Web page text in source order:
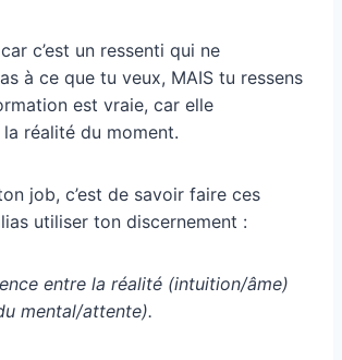
c’est un ressenti qui ne
à ce que tu veux, MAIS tu ressens
est vraie, car elle
réalité du moment.
job, c’est de savoir faire ces
utiliser ton discernement :
entre la réalité (intuition/âme)
mental/attente).